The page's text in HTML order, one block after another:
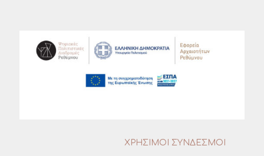
ΧΡΗΣΙΜΟΙ ΣΥΝΔΕΣΜΟΙ